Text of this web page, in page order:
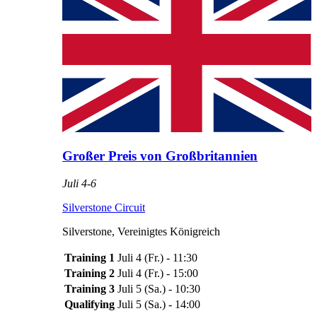
Großer Preis von Großbritannien
Juli 4-6
Silverstone Circuit
Silverstone, Vereinigtes Königreich
Training 1 Juli 4 (Fr.) - 11:30
Training 2 Juli 4 (Fr.) - 15:00
Training 3 Juli 5 (Sa.) - 10:30
Qualifying Juli 5 (Sa.) - 14:00